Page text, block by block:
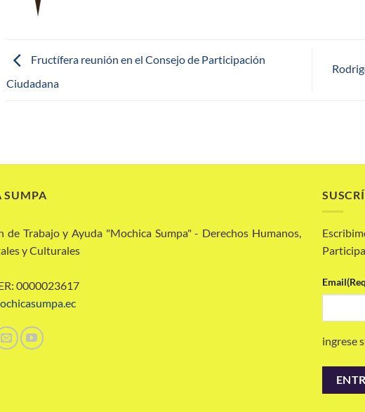
Fructífera reunión en el Consejo de Participación
Ciudadana
SUMPA
de Trabajo y Ayuda "Mochica Sumpa" - Derechos Humanos,
y Culturales
0000023617
Email
ingrese